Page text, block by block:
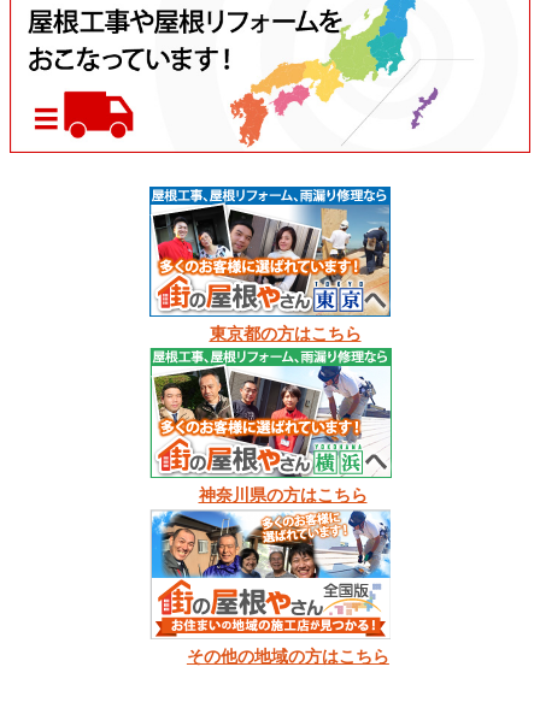
東京都の方はこちら
神奈川県の方はこちら
その他の地域の方はこちら